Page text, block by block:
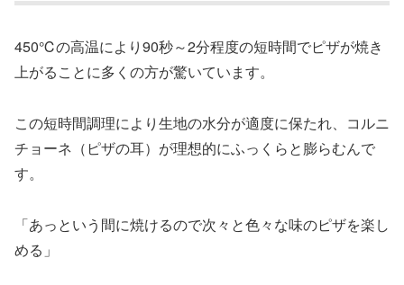
450℃の高温により90秒～2分程度の短時間でピザが焼き
上がることに多くの方が驚いています。
この短時間調理により生地の水分が適度に保たれ、コルニ
チョーネ（ピザの耳）が理想的にふっくらと膨らむんで
す。
「あっという間に焼けるので次々と色々な味のピザを楽し
める」